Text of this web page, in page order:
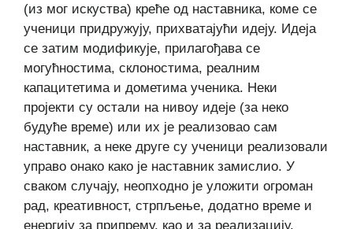
(из мог искуства) креће од наставника, коме се
ученици придружују, прихватајући идеју. Идеја
се затим модификује, прилагођава се
могућностима, склоностима, реалним
капацитетима и дометима ученика. Неки
пројекти су остали на нивоу идеје (за неко
будуће време) или их је реализовао сам
наставник, а неке друге су ученици реализовали
управо онако како је наставник замислио. У
сваком случају, неопходно је уложити огроман
рад, креативност, стрпљење, додатно време и
енергију за припрему, као и за реализацију.